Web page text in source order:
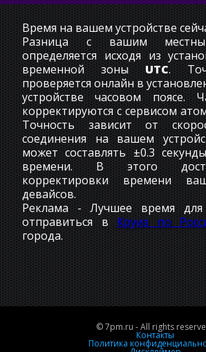
Время на вашем устройстве
Разница с вашим
определяется исходя из
временной зоны UTC.
проверяется онлайн в
устройстве часовом поясе.
корректируются с сервисом
Точность зависит от
соединения на вашем
может составлять ±0.3
времени. В этого
корректировки времени
девайсов.
Реклама - Лучшее время
отправиться в Круиз по
города.
© 7pm.ru - All rights
Контакты
Политика